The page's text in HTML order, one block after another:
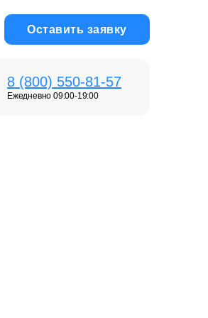
Оставить заявку
Ежедневно 09:00-19:00
8 (800) 550-81-57